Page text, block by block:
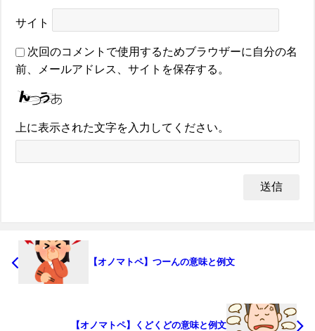
サイト
次回のコメントで使用するためブラウザーに自分の名
前、メールアドレス、サイトを保存する。
上に表示された文字を入力してください。
【オノマトペ】つーんの意味と例文
【オノマトペ】くどくどの意味と例文